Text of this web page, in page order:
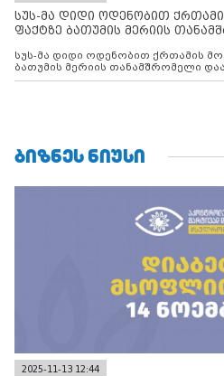
სუს-მა დიდი ოდენობით
ფაქტზე ბათუმის მერიის
სუს-მა დიდი ოდენობით ქრთამის მოთხოვნისა და აღების ფაქტზე
ბათუმის მერიის თანამშრომელი
ᲑᲘᲖᲜᲔᲡ ᲜᲘᲣᲡᲘ
2025-11-13 12:44